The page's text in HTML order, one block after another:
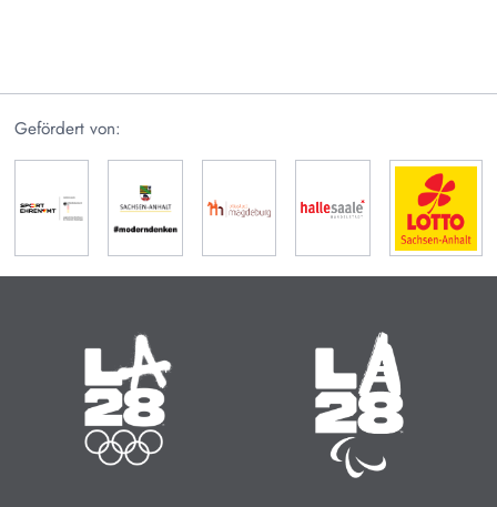
Gefördert von:
Olympische Sommerspiele
14.07. - 30.07.2028
Zeit bis zum Start:
04
:
Paralympische Sommerspiele
15.08. - 27.08.2028
Zeit bis zum Start:
04
STUNDEN
: